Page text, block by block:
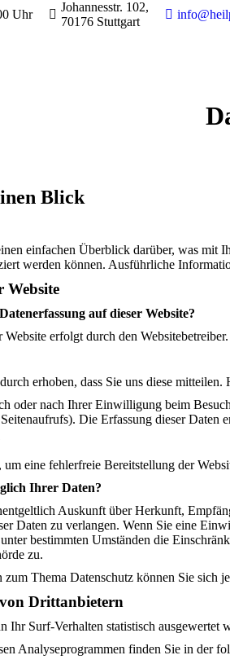
Uhr
Johannesstr. 102,
70176 Stuttgart
Blick
einfachen Überblick darüber, was mit
werden können. Ausführliche
Website
auf dieser Website?
erfolgt durch den
erhoben, dass Sie uns diese
oder nach Ihrer Einwilligung beim
Die Erfassung dieser Daten
eine fehlerfreie Bereitstellung der
Ihrer Daten?
Auskunft über Herkunft,
Daten zu verlangen. Wenn Sie eine
bestimmten Umständen die
zu.
Thema Datenschutz können Sie sich
Dritt­anbietern
Ihr Surf-Verhalten statistisch
Analyseprogrammen finden Sie in der